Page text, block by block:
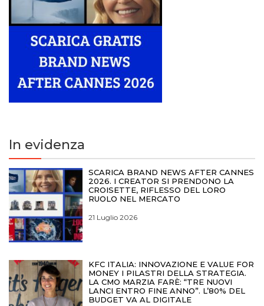
In evidenza
SCARICA BRAND NEWS AFTER CANNES
2026. I CREATOR SI PRENDONO LA
CROISETTE, RIFLESSO DEL LORO
RUOLO NEL MERCATO
21 Luglio 2026
KFC ITALIA: INNOVAZIONE E VALUE FOR
MONEY I PILASTRI DELLA STRATEGIA.
LA CMO MARZIA FARÈ: “TRE NUOVI
LANCI ENTRO FINE ANNO”. L’80% DEL
BUDGET VA AL DIGITALE